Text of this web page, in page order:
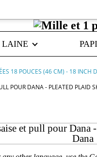
18 POUCES (46 CM) - 18 INCH
POUR DANA - PLEATED PLAID
et pull pour
Dana